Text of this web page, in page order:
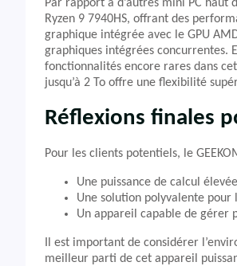
Par rapport à d’autres mini PC haut
Ryzen 9 7940HS, offrant des
graphique intégrée avec le GPU
graphiques intégrées concurrentes.
fonctionnalités encore rares dans
jusqu’à 2 To offre une flexibilité
Réflexions finales
Pour les clients potentiels, le
Une puissance de calcul
Une solution polyvalente
Un appareil capable de gérer
Il est important de considérer
meilleur parti de cet appareil